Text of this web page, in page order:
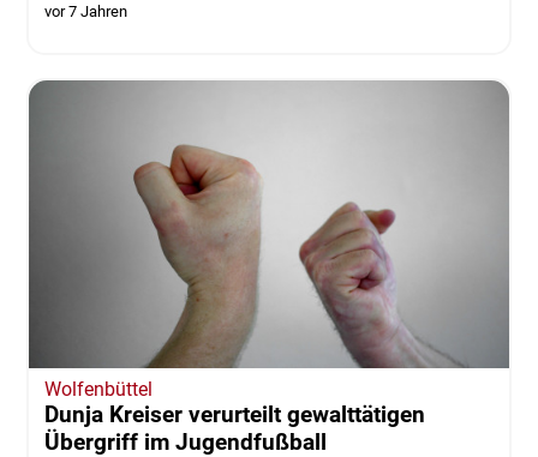
vor 7 Jahren
Wolfenbüttel
Dunja Kreiser verurteilt gewalttätigen
Übergriff im Jugendfußball